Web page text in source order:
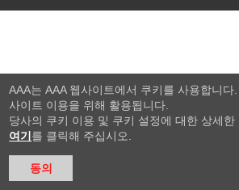
AAA는 AAA 웹사이트에서 쿠키를 사용합니다
사이트 이용을 위해 활용됩니다.
당사의 쿠키 이용 및 쿠키 설정에 대한 상세한
여기 를 클릭해 주십시오.
동의